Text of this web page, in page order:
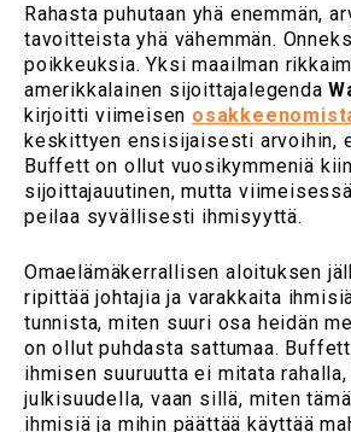
Rahasta puhutaan yhä enemmän,
tavoitteista yhä vähemmän.
poikkeuksia. Yksi maailman
amerikkalainen sijoittajalegenda
kirjoitti viimeisen
keskittyen ensisijaisesti arvoihin,
Buffett on ollut vuosikymmeniä
sijoittajauutinen, mutta
peilaa syvällisesti ihmisyyttä.
Omaelämäkerrallisen aloituksen
ripittää johtajia ja varakkaita
tunnista, miten suuri osa heidän
on ollut puhdasta sattumaa.
ihmisen suuruutta ei mitata
julkisuudella, vaan sillä, miten
ihmisiä ja mihin päättää käyttää